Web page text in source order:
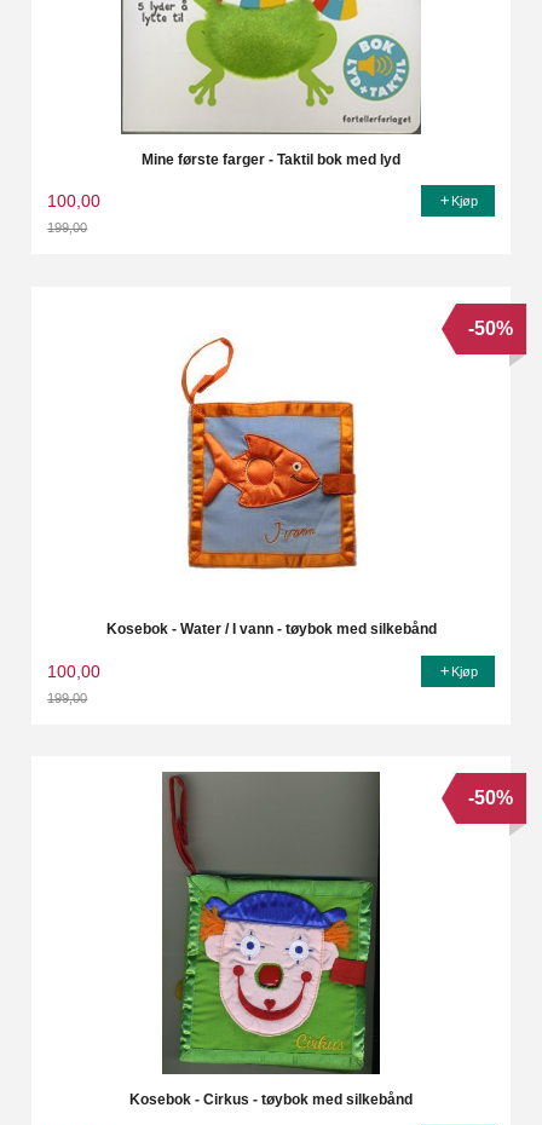
Mine første farger - Taktil bok med lyd
100,00
199,00
Kjøp
Kosebok - Water / I vann - tøybok med silkebånd
100,00
199,00
-50%
Kjøp
Kosebok - Cirkus - tøybok med silkebånd
-50%